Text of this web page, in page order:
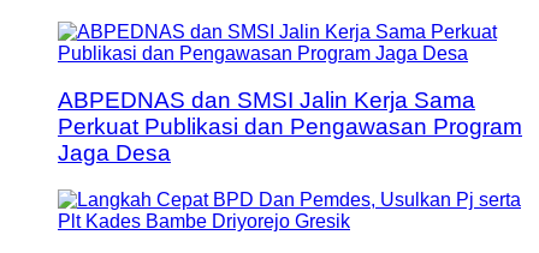
ABPEDNAS dan SMSI Jalin Kerja Sama
Perkuat Publikasi dan Pengawasan Program
Jaga Desa